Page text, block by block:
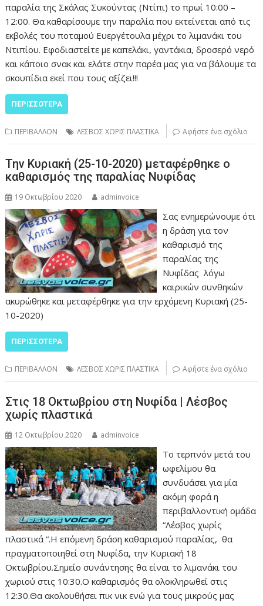
παραλία της Σκάλας Συκούντας (Ντίπι) το πρωί 10:00 –
12:00. Θα καθαρίσουμε την παραλία που εκτείνεται από τις
εκβολές του ποταμού Ευεργέτουλα μέχρι το λιμανάκι του
Ντιπίου. Εφοδιαστείτε με καπελάκι, γαντάκια, δροσερό νερό
και κάποιο σνακ και ελάτε στην παρέα μας για να βάλουμε τα
σκουπίδια εκεί που τους αξίζει!!!
ΠΕΡΙΣΣΌΤΕΡΑ
ΠΕΡΙΒΑΛΛΟΝ ΛΕΣΒΟΣ ΧΩΡΙΣ ΠΛΑΣΤΙΚΑ Αφήστε ένα σχόλιο
Την Κυριακή (25-10-2020) μεταφέρθηκε ο
καθαρισμός της παραλίας Νυφίδας
19 Οκτωβρίου 2020 adminvoice
Σας ενημερώνουμε ότι
η δράση για τον
καθαρισμό της
παραλίας της
Νυφίδας λόγω
καιρικών συνθηκών
ακυρώθηκε και μεταφέρθηκε για την ερχόμενη Κυριακή (25-
10-2020)
ΠΕΡΙΣΣΌΤΕΡΑ
ΠΕΡΙΒΑΛΛΟΝ ΛΕΣΒΟΣ ΧΩΡΙΣ ΠΛΑΣΤΙΚΑ Αφήστε ένα σχόλιο
Στις 18 Οκτωβρίου στη Νυφίδα | Λέσβος
χωρίς πλαστικά
12 Οκτωβρίου 2020 adminvoice
Το τερπνόν μετά του
ωφελίμου θα
συνδυάσει για μία
ακόμη φορά η
περιβαλλοντική ομάδα
“Λέσβος χωρίς
πλαστικά “.Η επόμενη δράση καθαρισμού παραλίας, θα
πραγματοποιηθεί στη Νυφίδα, την Κυριακή 18
Οκτωβρίου.Σημείο συνάντησης θα είναι το λιμανάκι του
χωριού στις 10:30.Ο καθαρισμός θα ολοκληρωθεί στις
12:30.Θα ακολουθήσει πικ νικ ενώ για τους μικρούς μας